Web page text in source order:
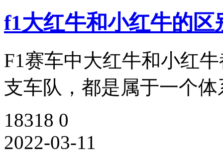
f1大红牛和小红牛的区
F1赛车中大红牛和小红
支车队，都是属于一个
18318 0
2022-03-11